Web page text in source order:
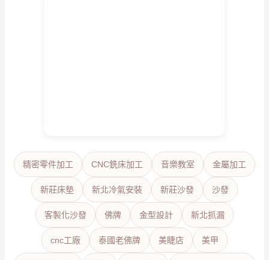
精密零件加工 CNC銑床加工 音樂教室 金屬加工
新莊床墊 新北冷氣安裝 新莊沙發 沙發
客製化沙發 佛牌 金型設計 新北抓漏
cnc工廠 泰國老佛牌 美睫店 美甲